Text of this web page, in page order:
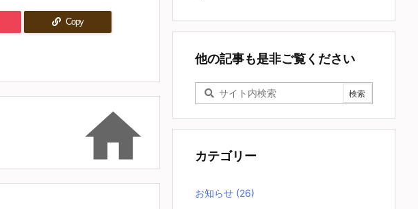
Copy

他の記事も是非ご覧ください
カテゴリー
お知らせ (26)